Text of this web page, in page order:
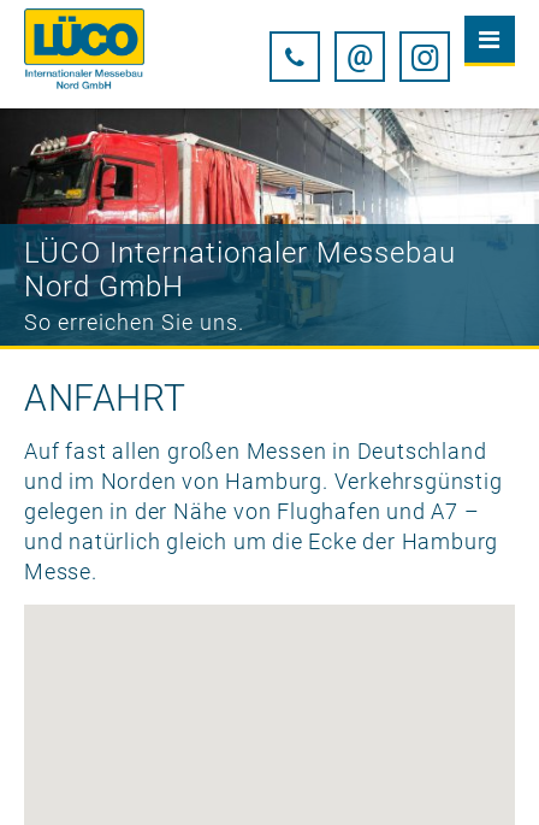
@
LÜCO Internationaler Messebau
Nord GmbH
So erreichen Sie uns.
ANFAHRT
Auf fast allen großen Messen in Deutschland
und im Norden von Hamburg. Verkehrsgünstig
gelegen in der Nähe von Flughafen und A7 –
und natürlich gleich um die Ecke der Hamburg
Messe.